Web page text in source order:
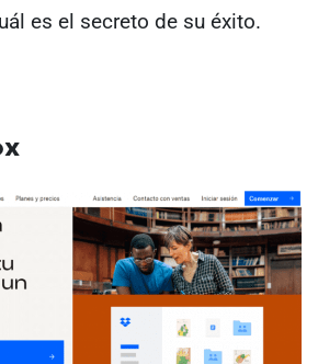
es el secreto de su éxito.